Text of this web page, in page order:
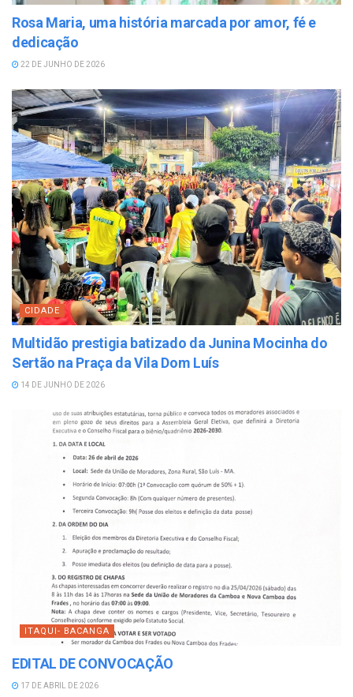
Rosa Maria, uma história marcada por amor, fé e
dedicação
22 DE JUNHO DE 2026
CIDADE
Multidão prestigia batizado da Junina Mocinha do
Sertão na Praça da Vila Dom Luís
14 DE JUNHO DE 2026
ITAQUI- BACANGA
EDITAL DE CONVOCAÇÃO
17 DE ABRIL DE 2026